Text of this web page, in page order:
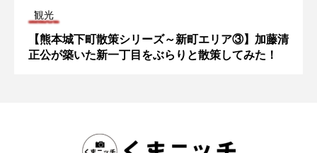
観光
【熊本城下町散策シリーズ～新町エリア③】加藤清
正公が築いた新一丁目をぶらりと散策してみた！